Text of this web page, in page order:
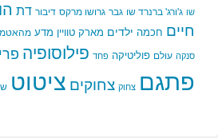
שו ג'ורג' ברנרד שו גבר גרושו מרקס דיבור דת
חיים חכמה ילדים מארק טוויין מדע
סנקה עולם פוליטיקה פחד פילוסופיה
פתגם צחוק צחוקים ציטוט